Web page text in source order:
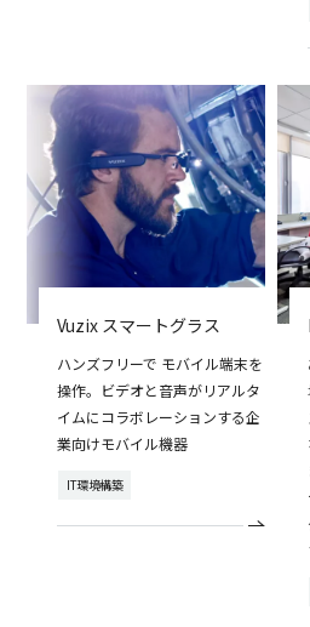
Vuzix スマートグラス
ハンズフリーで モバイル端末を
操作。ビデオと音声がリアルタ
イムにコラボレーションする企
業向けモバイル機器
IT環境構築